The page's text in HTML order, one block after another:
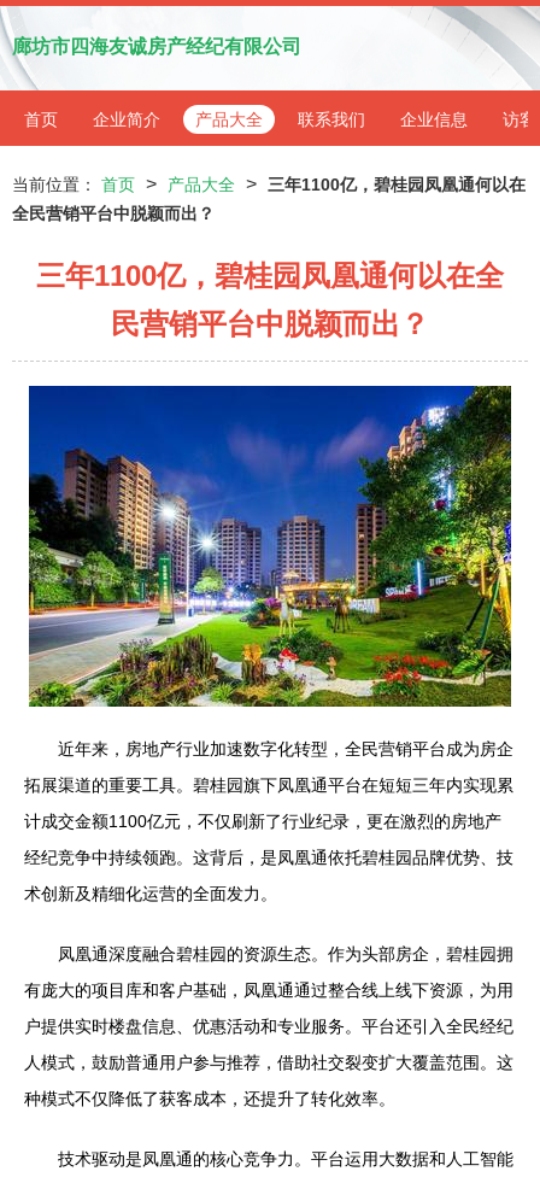
廊坊市四海友诚房产经纪有限公司
首页 企业简介 产品大全 联系我们 企业信息 访客
当前位置： 首页 > 产品大全 >
三年1100亿，碧桂园凤凰通何以在
全民营销平台中脱颖而出？
三年1100亿，碧桂园凤凰通何以在全
民营销平台中脱颖而出？
近年来，房地产行业加速数字化转型，全民营销平台成为房企
拓展渠道的重要工具。碧桂园旗下凤凰通平台在短短三年内实现累
计成交金额1100亿元，不仅刷新了行业纪录，更在激烈的房地产
经纪竞争中持续领跑。这背后，是凤凰通依托碧桂园品牌优势、技
术创新及精细化运营的全面发力。
凤凰通深度融合碧桂园的资源生态。作为头部房企，碧桂园拥
有庞大的项目库和客户基础，凤凰通通过整合线上线下资源，为用
户提供实时楼盘信息、优惠活动和专业服务。平台还引入全民经纪
人模式，鼓励普通用户参与推荐，借助社交裂变扩大覆盖范围。这
种模式不仅降低了获客成本，还提升了转化效率。
技术驱动是凤凰通的核心竞争力。平台运用大数据和人工智能